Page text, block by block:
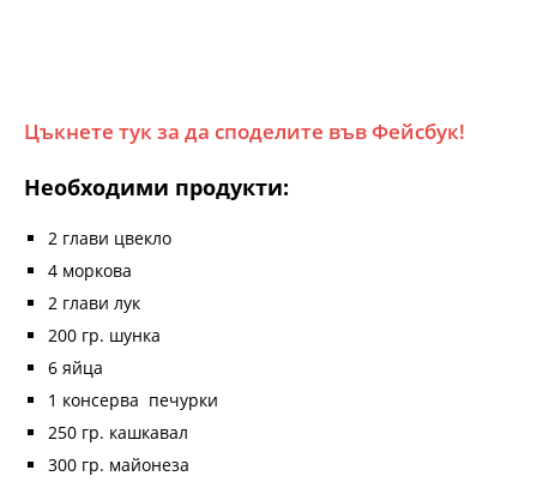
Цъкнете тук за да споделите във Фейсбук!
Необходими продукти:
2 глави цвекло
4 моркова
2 глави лук
200 гр. шунка
6 яйца
1 консерва печурки
250 гр. кашкавал
300 гр. майонеза